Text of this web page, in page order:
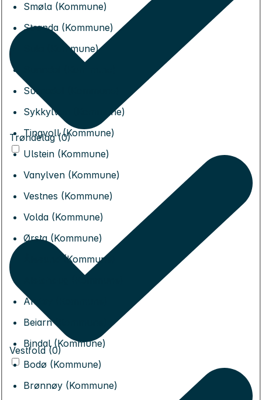
Smøla (Kommune)
Stranda (Kommune)
Sula (Kommune)
Surnadal (Kommune)
Sykkylven (Kommune)
Tingvoll (Kommune)
Ulstein (Kommune)
Vanylven (Kommune)
Vestnes (Kommune)
Volda (Kommune)
Ørsta (Kommune)
Ålesund (Kommune)
Andøy (Kommune)
Beiarn (Kommune)
Bindal (Kommune)
Bodø (Kommune)
Brønnøy (Kommune)
Trøndelag (0)
Vestfold (0)